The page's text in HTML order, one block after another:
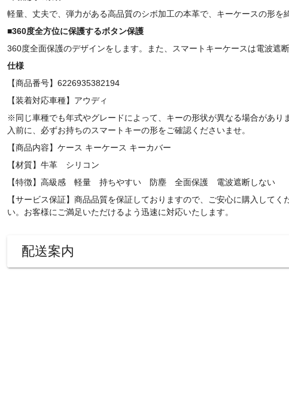
軽量、丈夫で、弾力がある高品質のシボ加工の本革で、キーケースの形
■360度全方位に保護するボタン保護
360度全面保護のデザインをします。また、スマートキーケースは電波遮
仕様
【商品番号】6226935382194
【装着対応車種】アウディ
※同じ車種でも年式やグレードによって、キーの形状が異なる場合があ
入前に、必ずお持ちのスマートキーの形をご確認くださいませ。
【商品内容】ケース キーケース キーカバー
【材質】牛革 シリコン
【特徴】高級感 軽量 持ちやすい 防塵 全面保護 電波遮断しない
【サービス保証】商品品質を保証しておりますので、ご安心に購入して
い。お客様にご満足いただけるよう迅速に対応いたします。
配送案内